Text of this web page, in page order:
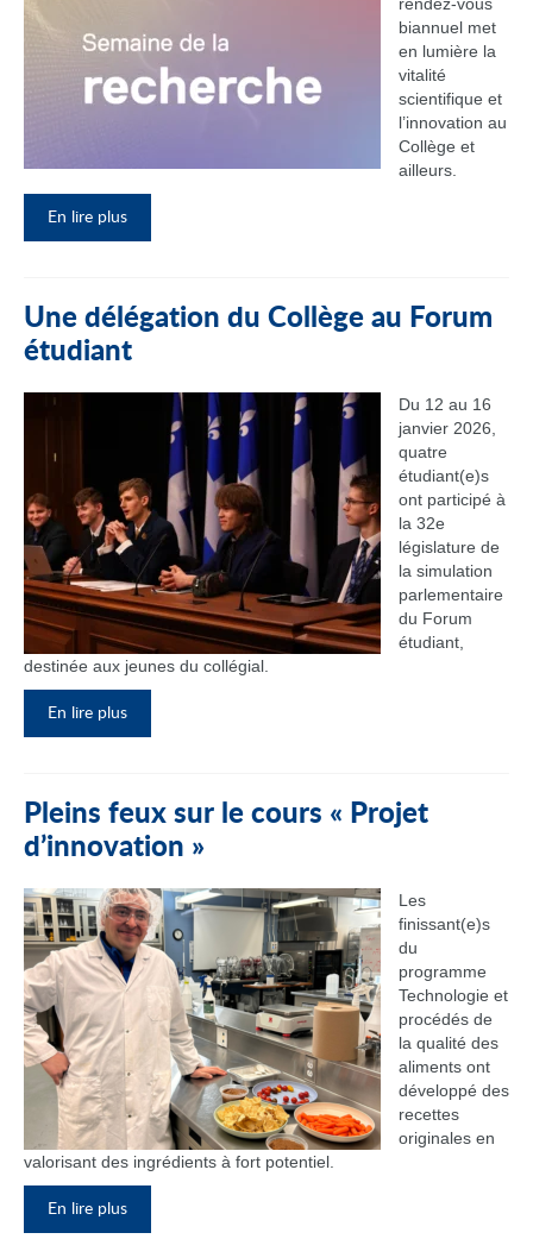
biannuel met
en lumière la
vitalité
scientifique et
l’innovation au
Collège et
ailleurs.
En lire plus
Une délégation du Collège au Forum
étudiant
Du 12 au 16
janvier 2026,
quatre
étudiant(e)s
ont participé à
la 32e
législature de
la simulation
parlementaire
du Forum
étudiant,
destinée aux jeunes du collégial.
En lire plus
Pleins feux sur le cours « Projet
d’innovation »
Les
finissant(e)s
du
programme
Technologie et
procédés de
la qualité des
aliments ont
développé des
recettes
originales en
valorisant des ingrédients à fort potentiel.
En lire plus